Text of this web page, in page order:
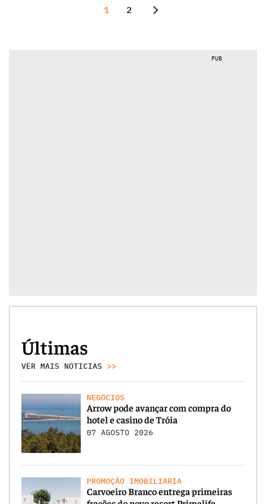
1 2 chevron_right
PUB
Últimas
VER MAIS NOTICIAS >>
NEGÓCIOS
Arrow pode avançar com compra do
hotel e casino de Tróia
07 AGOSTO 2026
PROMOÇÃO IMOBILIÁRIA
Carvoeiro Branco entrega primeiras